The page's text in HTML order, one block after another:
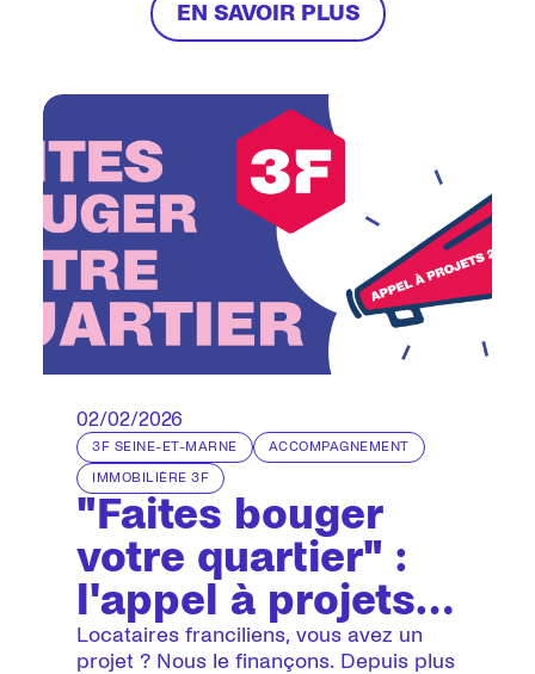
EN SAVOIR PLUS
02/02/2026
3F SEINE-ET-MARNE
ACCOMPAGNEMENT
IMMOBILIÈRE 3F
"Faites bouger
votre quartier" :
l'appel à projets
2026 a démarré
Locataires franciliens, vous avez un
projet ? Nous le finançons. Depuis plus